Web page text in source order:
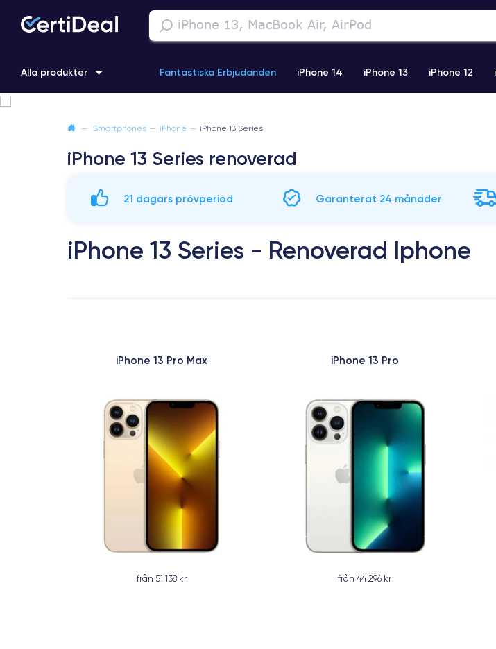
Alla produkter Fantastiska Erbjudanden iPhone 14 iPhone 13 iPhone 12
iPhone 11 Pro iPhone 15 Pro
— Smartphones — iPhone — iPhone 13 Series
iPhone 13 Series renoverad
21 dagars prövperiod Garanterat 24 månader
iPhone 13 Series - Renoverad Iphone
iPhone 13 Pro Max
från 51 138 kr
iPhone 13 Pro
från 44 296 kr